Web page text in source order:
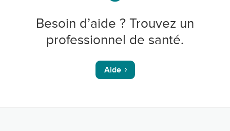
Besoin d’aide ? Trouvez un
professionnel de santé.
Aide